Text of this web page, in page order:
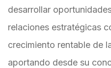
desarrollar
relaciones estratégicas
crecimiento rentable de
aportando desde su